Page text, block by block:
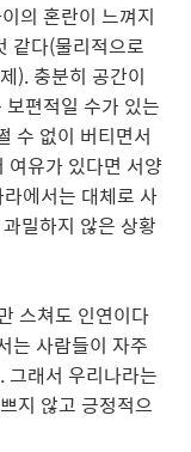
의 혼란이 느껴지
같다(물리적으로
). 충분히 공간이
편적일 수가 있는
수 없이 버티면서
여유가 있다면 서양
에서는 대체로 사
밀하지 않은 상황
스쳐도 인연이다
는 사람들이 자주
그래서 우리나라는
지 않고 긍정적으